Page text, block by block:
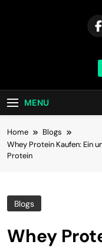
MENU
Home
Blogs
Whey Protein Kaufen: Ein
Protein
Blogs
Whey